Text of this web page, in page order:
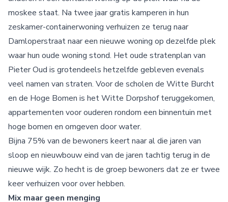
moskee staat. Na twee jaar gratis kamperen in hun
zeskamer-containerwoning verhuizen ze terug naar
Damloperstraat naar een nieuwe woning op dezelfde plek
waar hun oude woning stond. Het oude stratenplan van
Pieter Oud is grotendeels hetzelfde gebleven evenals
veel namen van straten. Voor de scholen de Witte Burcht
en de Hoge Bomen is het Witte Dorpshof teruggekomen,
appartementen voor ouderen rondom een binnentuin met
hoge bomen en omgeven door water.
Bijna 75% van de bewoners keert naar al die jaren van
sloop en nieuwbouw eind van de jaren tachtig terug in de
nieuwe wijk. Zo hecht is de groep bewoners dat ze er twee
keer verhuizen voor over hebben.
Mix maar geen menging